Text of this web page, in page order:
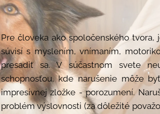
Pre človeka ako spoločenského
súvisí s myslením, vnímaním,
presadiť sa. V súčastnom svete
schopnosťou, kde narušenie môže
impresívnej zložke - porozumení.
problém výslovnosti (za dôležité